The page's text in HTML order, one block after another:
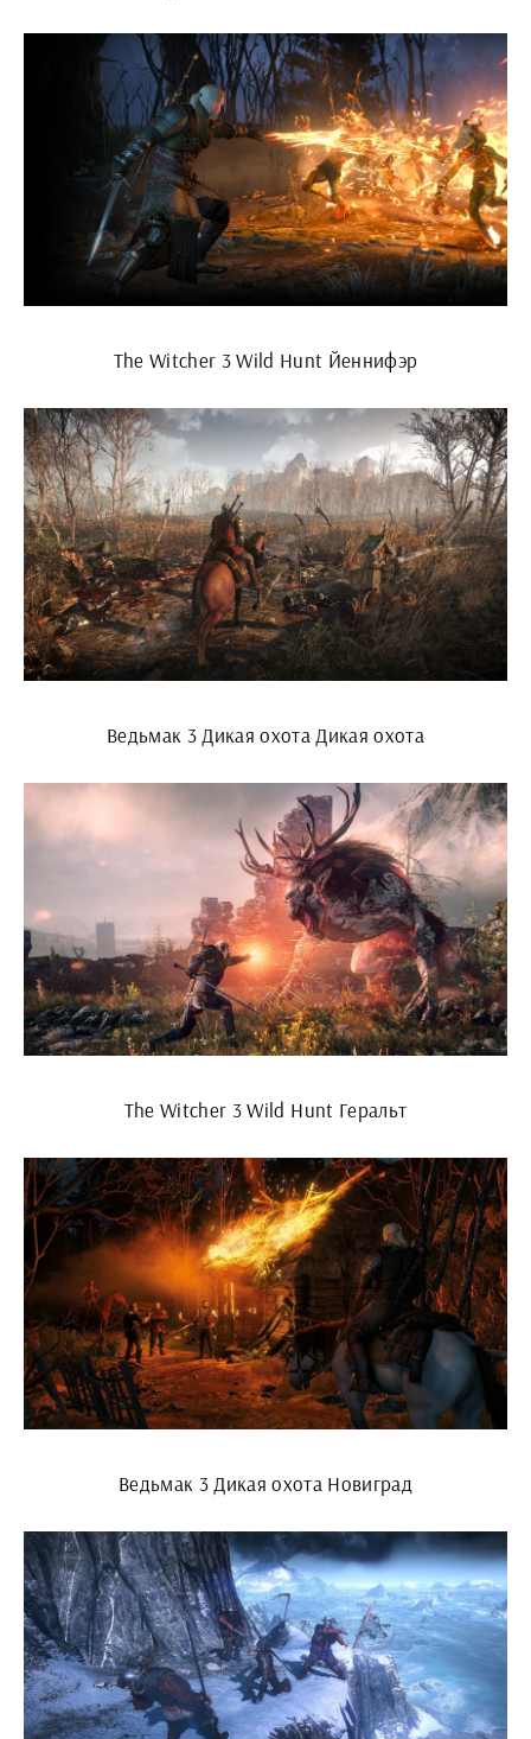
The Witcher 3 Wild Hunt Йеннифэр
Ведьмак 3 Дикая охота Дикая охота
The Witcher 3 Wild Hunt Геральт
Ведьмак 3 Дикая охота Новиград